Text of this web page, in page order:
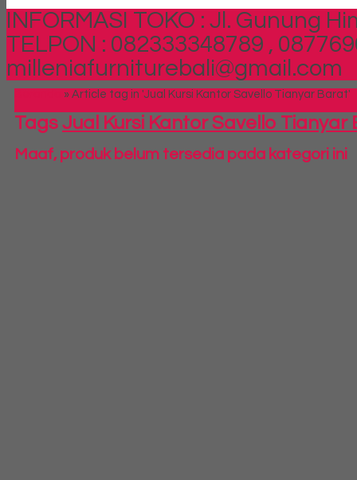
INFORMASI TOKO : Jl. Gunung
TELPON : 082333348789 ,
milleniafurniturebali@gmail.com
» Article tag in 'Jual Kursi Kantor Savello Tianyar Barat'
Tags Jual Kursi Kantor Savello Tianyar
Maaf, produk belum tersedia pada kategori ini